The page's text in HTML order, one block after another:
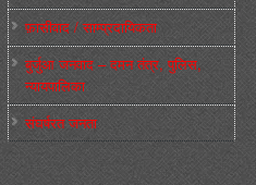
फ़ासीवाद / साम्‍प्रदायिकता
बुर्जुआ जनवाद – दमन तंत्र, पुलिस,
न्‍यायपालिका
संघर्षरत जनता